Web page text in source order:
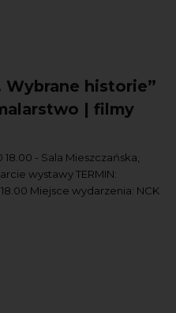
Wybrane historie”
| filmy
18.00 - Sala Mieszczańska,
wystawy TERMIN:
18.00 Miejsce wydarzenia: NCK
Gdańska. Wybrane